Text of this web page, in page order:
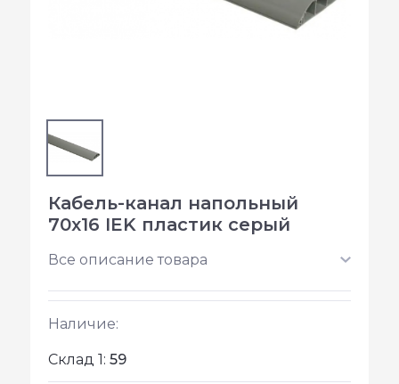
Кабель-канал напольный
70х16 IEK пластик серый
Все описание товара
Наличие:
Склад 1: 59